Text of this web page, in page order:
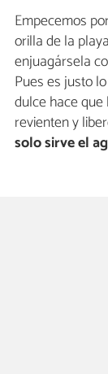
Empecemos
orilla de la
enjuagársela
Pues es justo
dulce hace
revienten y
solo sirve el